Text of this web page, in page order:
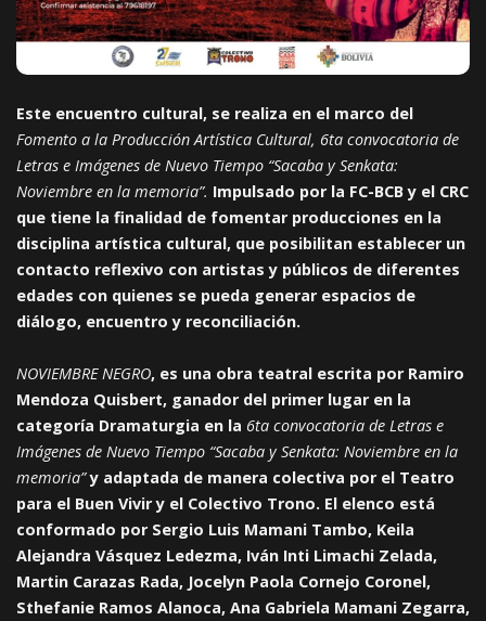
Este encuentro cultural, se realiza en el marco del
Fomento a la Producción Artística Cultural, 6ta convocatoria de
Letras e Imágenes de Nuevo Tiempo “Sacaba y Senkata:
Noviembre en la memoria”. Impulsado por la FC-BCB y el CRC
que tiene la finalidad de fomentar producciones en la
disciplina artística cultural, que posibilitan establecer un
contacto reflexivo con artistas y públicos de diferentes
edades con quienes se pueda generar espacios de
diálogo, encuentro y reconciliación.
NOVIEMBRE NEGRO, es una obra teatral escrita por Ramiro
Mendoza Quisbert, ganador del primer lugar en la
categoría Dramaturgia en la 6ta convocatoria de Letras e
Imágenes de Nuevo Tiempo “Sacaba y Senkata: Noviembre en la
memoria”y adaptada de manera colectiva por el Teatro
para el Buen Vivir y el Colectivo Trono. El elenco está
conformado por Sergio Luis Mamani Tambo, Keila
Alejandra Vásquez Ledezma, Iván Inti Limachi Zelada,
Martin Carazas Rada, Jocelyn Paola Cornejo Coronel,
Sthefanie Ramos Alanoca, Ana Gabriela Mamani Zegarra,